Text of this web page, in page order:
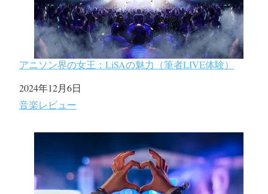
アニソン界の女王：LiSAの魅力（筆者LIVE体験）
日付
2024年12月6日
関連理由
音楽レビュー